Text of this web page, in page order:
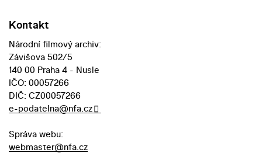
Kontakt
Národní filmový archiv:
Závišova 502/5
140 00 Praha 4 - Nusle
IČO: 00057266
DIČ: CZ00057266
e-podatelna@nfa.cz
Správa webu:
webmaster@nfa.cz